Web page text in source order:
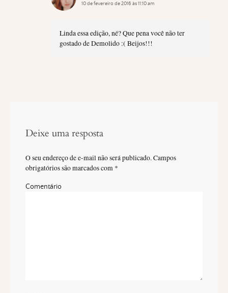
10 de fevereiro de 2016 às 11:10 am
Linda essa edição, né? Que pena você não ter
gostado de Demolido :( Beijos!!!
Deixe uma resposta
O seu endereço de e-mail não será publicado.Campos
obrigatórios são marcados com *
Comentário